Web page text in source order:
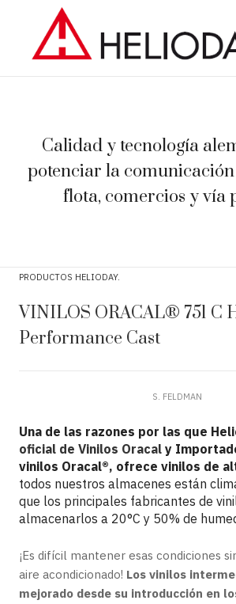
Calidad y tecnología
potenciar la
flota, comercios y vía
PRODUCTOS HELIODAY
VINILOS ORACAL® 751 C
Performance Cast
S. FELDMAN
Una de las razones por las que
oficial de Vinilos Oracal y
vinilos Oracal®, ofrece vinilos de
todos nuestros almacenes están
que los principales fabricantes de
almacenarlos a 20°C y 50% de
¡Es difícil mantener esas condiciones
aire acondicionado! Los vinilos
mejorado desde su introducción en